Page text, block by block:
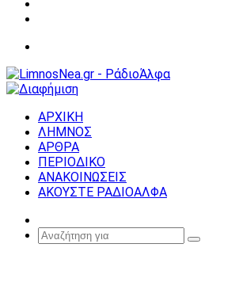
ΑΡΧΙΚΗ
ΛΗΜΝΟΣ
ΑΡΘΡΑ
ΠΕΡΙΟΔΙΚΟ
ΑΝΑΚΟΙΝΩΣΕΙΣ
ΑΚΟΥΣΤΕ ΡΑΔΙΟΑΛΦΑ
Article
Αναζήτηση